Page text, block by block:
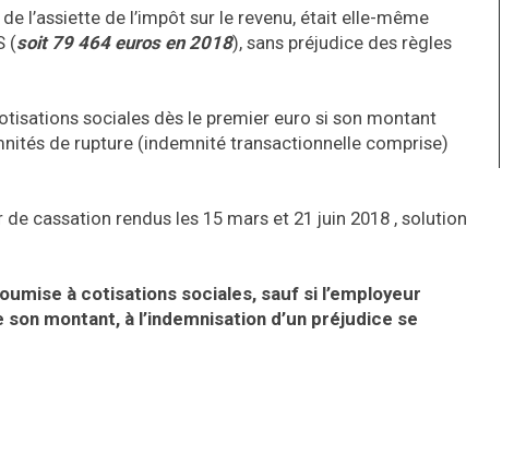
l’assiette de l’impôt sur le revenu, était elle-même
(soit 79 464 euros en 2018), sans préjudice des règles
sociales dès le premier euro si son montant
de rupture (indemnité transactionnelle comprise)
cassation rendus les 15 mars et 21 juin 2018 , solution
à cotisations sociales, sauf si l’employeur
montant, à l’indemnisation d’un préjudice se